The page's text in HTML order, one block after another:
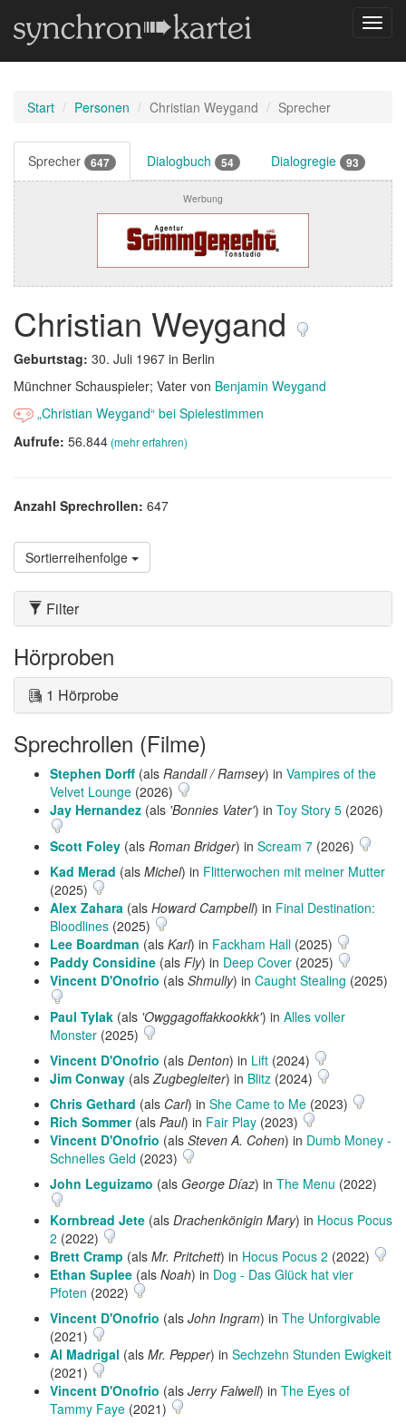
Start Personen Christian Weygand Sprecher
Sprecher 647 Dialogbuch 54 Dialogregie 93
Werbung
Christian Weygand
Geburtstag: 30. Juli 1967 in Berlin
Münchner Schauspieler; Vater von Benjamin Weygand
„Christian Weygand“ bei Spielestimmen
Aufrufe: 56.844(mehr erfahren)
Anzahl Sprechrollen: 647
Sortierreihenfolge
Filter
Hörproben
1 Hörprobe
Sprechrollen (Filme)
Stephen Dorff (als Randall / Ramsey) in Vampires of the
Velvet Lounge (2026)
Jay Hernandez (als 'Bonnies Vater') in Toy Story 5 (2026)
Scott Foley (als Roman Bridger) in Scream 7 (2026)
Kad Merad (als Michel) in Flitterwochen mit meiner Mutter
(2025)
Alex Zahara (als Howard Campbell) in Final Destination:
Bloodlines (2025)
Lee Boardman (als Karl) in Fackham Hall (2025)
Paddy Considine (als Fly) in Deep Cover (2025)
Vincent D'Onofrio (als Shmully) in Caught Stealing (2025)
Paul Tylak (als 'Owggagoffakkookkk') in Alles voller
Monster (2025)
Vincent D'Onofrio (als Denton) in Lift (2024)
Jim Conway (alsZugbegleiter) in Blitz (2024)
Chris Gethard (als Carl) in She Came to Me (2023)
Rich Sommer(als Paul) in Fair Play (2023)
Vincent D'Onofrio (als Steven A. Cohen) in Dumb Money -
Schnelles Geld (2023)
John Leguizamo (als George Díaz) in The Menu (2022)
Kornbread Jete (als Drachenkönigin Mary) in Hocus Pocus
2 (2022)
Brett Cramp (als Mr. Pritchett) in Hocus Pocus 2 (2022)
Ethan Suplee (als Noah) in Dog - Das Glück hat vier
Pfoten (2022)
Vincent D'Onofrio (als John Ingram) in The Unforgivable
(2021)
Al Madrigal (als Mr. Pepper) in Sechzehn Stunden Ewigkeit
(2021)
Vincent D'Onofrio (als Jerry Falwell) in The Eyes of
Tammy Faye (2021)